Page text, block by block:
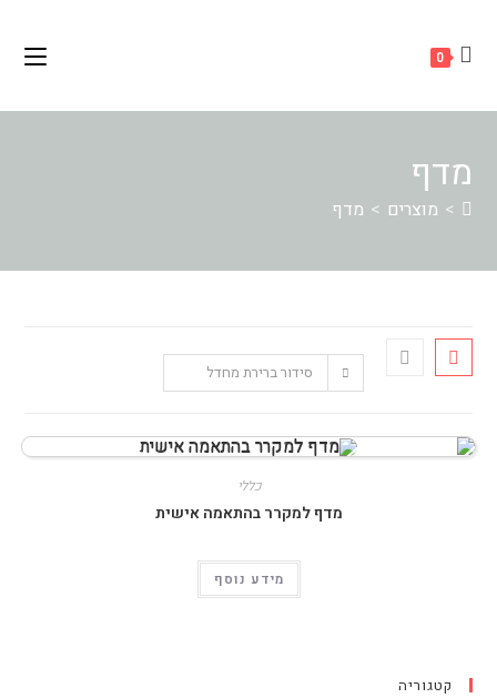
content
0
מדף
> מוצרים > מדף
סידור ברירת מחדל
כללי
מדף למקרר בהתאמה אישית
מידע נוסף
קטגוריה